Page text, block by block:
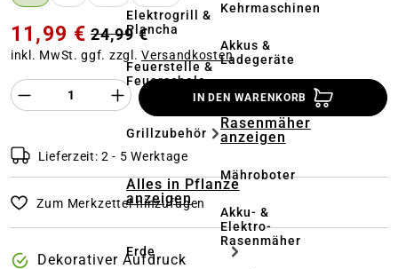
Elektrogrill &
Plancha
Feuerstelle &
Feuerschale
Grillzubehör
Alles in Pflanze
anzeigen
Erde
Kehrmaschinen
Akkus &
Ladegeräte
Rasenmäher
anzeigen
Mähroboter
Akku- &
Elektro-
Rasenmäher
11,99 € 24,99 €
inkl. MwSt. ggf. zzgl.Versandkosten
Produkt Anzahl des Produktes
IN DEN WARENKORB
Lieferzeit: 2 - 5 Werktage
Zum Merkzettel hinzufügen
Dekorativer Aufdruck